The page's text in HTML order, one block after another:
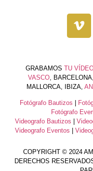
GRABAMOS TU
VASCO ,
MALLORCA, IBIZA,
Fotógrafo Bautizos
Fotógrafo
Videografo Bautizos
Videografo Eventos
COPYRIGHT © 2024
DERECHOS